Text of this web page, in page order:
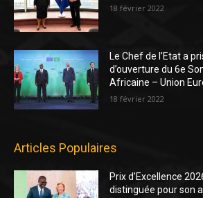
18 février 2022
Le Chef de l’Etat a
d’ouverture du 6e
Africaine – Union
18 février 2022
Articles Populaires
Prix d’Excellence
distinguée pour son